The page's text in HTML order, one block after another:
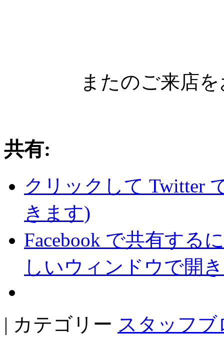
またのご来店
共有:
クリックして Twitter
きます)
Facebook で共有する
しいウィンドウで開
| カテゴリー スタッフブ